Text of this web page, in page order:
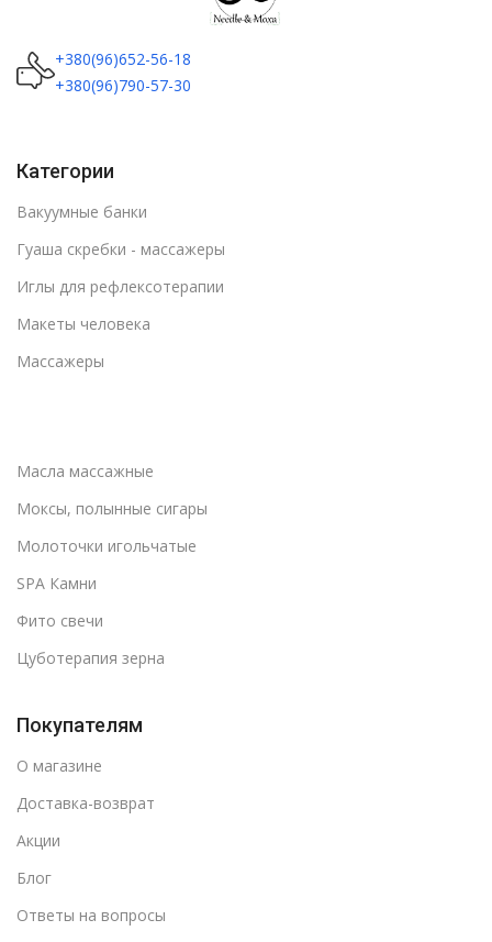
+380(96)652-56-18
+380(96)790-57-30
Категории
Вакуумные банки
Гуаша скребки - массажеры
Иглы для рефлексотерапии
Макеты человека
Массажеры
Масла массажные
Моксы, полынные сигары
Молоточки игольчатые
SPA Камни
Фито свечи
Цуботерапия зерна
Покупателям
О магазине
Доставка-возврат
Акции
Блог
Ответы на вопросы